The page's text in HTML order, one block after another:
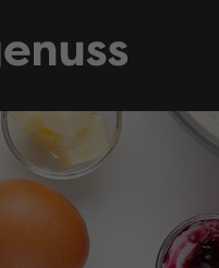
Schreibt mir!
technikgenuss
Maren Kuçi
Keplerstr. 65
41236 Mönchengladbach
0151 42130988
maren@technikgenuss.de